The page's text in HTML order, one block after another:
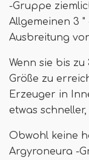
-Gruppe
Allgemeinen 3 "
Ausbreitung
Wenn sie bis
Größe zu
Erzeuger in
etwas
Obwohl keine
Argyroneura -